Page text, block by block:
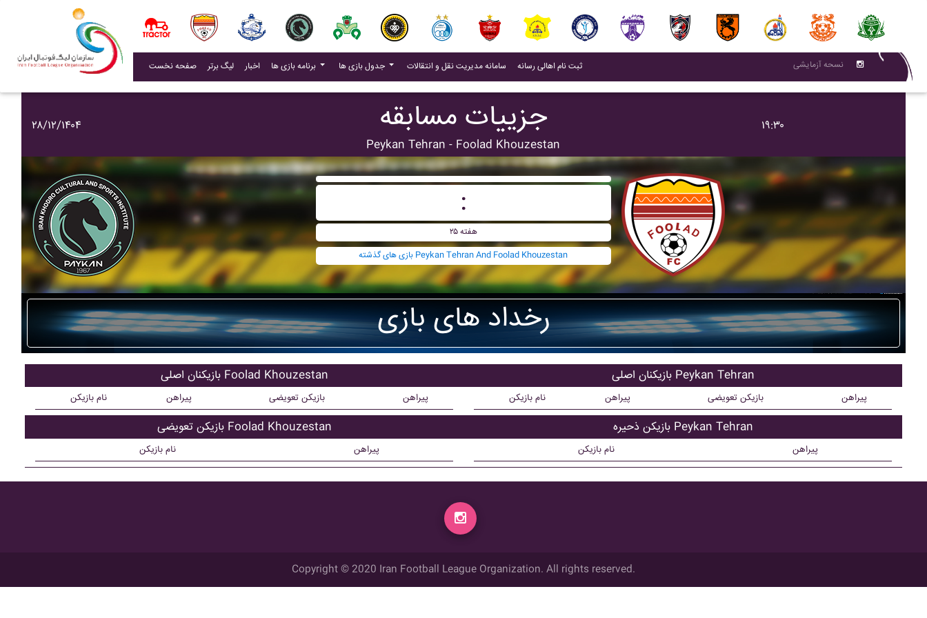
صفحه نخست لیگ برتر اخبار(current) برنامه بازی ها جدول بازی ها سامانه مدیریت نقل و انتقالات (current)
ثبت نام اهالی رسانه(current) نسحه آزمایشی
۲۸/۱۲/۱۴۰۴ جزییات مسابقه
Peykan Tehran - Foolad Khouzestan
۱۹:۳۰
:
هفته ۲۵
بازی های گذشته Peykan Tehran And Foolad Khouzestan
رخداد های بازی
بازیکنان اصلی Foolad Khouzestan
نام بازیکن پیراهن بازیکن تعویضی پیراهن
بازیکن تعویضی Foolad Khouzestan
نام بازیکن پیراهن
بازیکنان اصلی Peykan Tehran
نام بازیکن پیراهن بازیکن تعویضی پیراهن
بازیکن ذحیره Peykan Tehran
نام بازیکن پیراهن
Copyright © 2020 Iran Football League Organization. All rights reserved.